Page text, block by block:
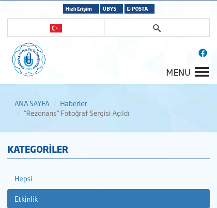
Hızlı Erişim ÜBYS E-POSTA
MENU
ANA SAYFA
Haberler
“Rezonans” Fotoğraf Sergisi Açıldı
KATEGORİLER
Hepsi
Etkinlik